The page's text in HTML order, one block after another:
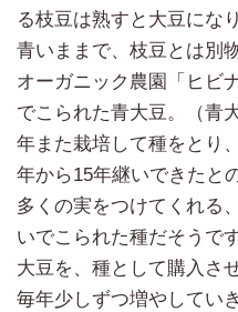
る枝豆は熟すと大豆にな
青いままで、枝豆とは別
オーガニック農園「ヒビ
でこられた青大豆。（青
年また栽培して種をとり
年から15年継いできたと
多くの実をつけてくれる
いでこられた種だそうで
大豆を、種として購入さ
毎年少しずつ増やしてい